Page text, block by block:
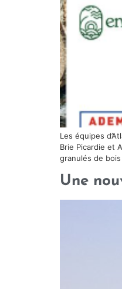
Les équipes
Brie Picardie et
granulés de
Une